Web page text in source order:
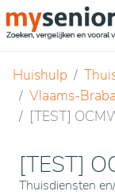
Huishulp
Vlaams-
[TEST]
[TEST]
Thuisdiensten